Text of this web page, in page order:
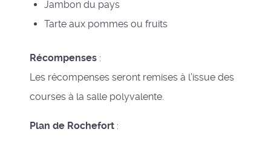
Jambon du pays
Tarte aux pommes ou fruits
Récompenses :
Les récompenses seront remises à l’issue des
courses à la salle polyvalente.
Plan de Rochefort :